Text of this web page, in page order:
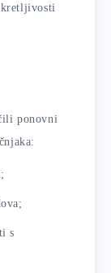
ponovni
s